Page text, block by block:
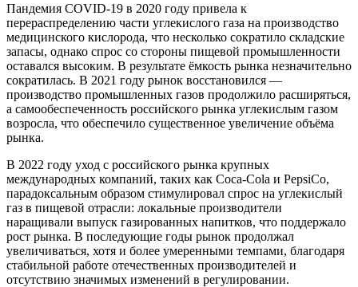
Пандемия COVID-19 в 2020 году привела к
перераспределению части углекислого газа на производство
медицинского кислорода, что несколько сократило складские
запасы, однако спрос со стороны пищевой промышленности
оставался высоким. В результате ёмкость рынка незначительно
сократилась. В 2021 году рынок восстановился —
производство промышленных газов продолжило расширяться,
а самообеспеченность российского рынка углекислым газом
возросла, что обеспечило существенное увеличение объёма
рынка.
В 2022 году уход с российского рынка крупных
международных компаний, таких как Coca-Cola и PepsiCo,
парадоксальным образом стимулировал спрос на углекислый
газ в пищевой отрасли: локальные производители
наращивали выпуск газированных напитков, что поддержало
рост рынка. В последующие годы рынок продолжал
увеличиваться, хотя и более умеренными темпами, благодаря
стабильной работе отечественных производителей и
отсутствию значимых изменений в регулировании.